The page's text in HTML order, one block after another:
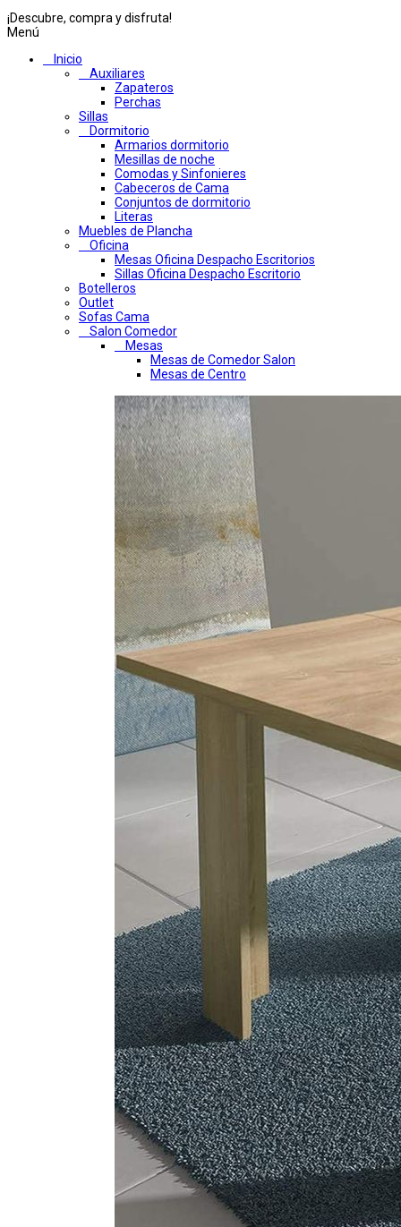
¡Descubre, compra y disfruta!
Menú
Inicio
Auxiliares
Zapateros
Perchas
Sillas
Dormitorio
Armarios dormitorio
Mesillas de noche
Comodas y Sinfonieres
Cabeceros de Cama
Conjuntos de dormitorio
Literas
Muebles de Plancha
Oficina
Mesas Oficina Despacho Escritorios
Sillas Oficina Despacho Escritorio
Botelleros
Outlet
Sofas Cama
Salon Comedor
Mesas
Mesas de Comedor Salon
Mesas de Centro